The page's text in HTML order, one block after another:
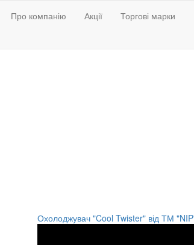
Про компанію Акції Торгові марки
Охолоджувач "Cool Twister" від ТМ